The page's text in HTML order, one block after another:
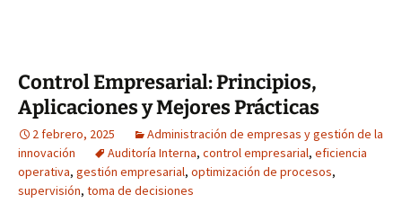
Control Empresarial: Principios,
Aplicaciones y Mejores Prácticas
2 febrero, 2025
Administración de empresas y gestión de la
innovación
Auditoría Interna, control empresarial, eficiencia
operativa, gestión empresarial, optimización de procesos,
supervisión, toma de decisiones